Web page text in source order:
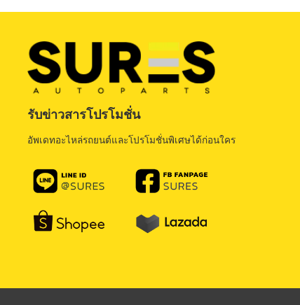
รับข่าวสารโปรโมชั่น
อัพเดทอะไหล่รถยนต์และโปรโมชั่นพิเศษได้ก่อนใคร